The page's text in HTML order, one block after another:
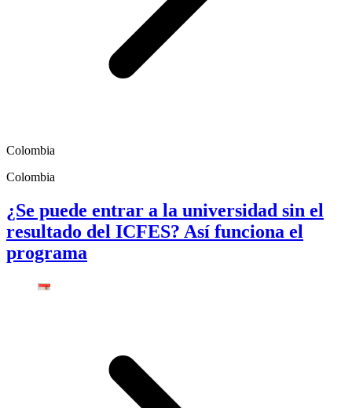
Colombia
Colombia
¿Se puede entrar a la universidad sin el
resultado del ICFES? Así funciona el
programa